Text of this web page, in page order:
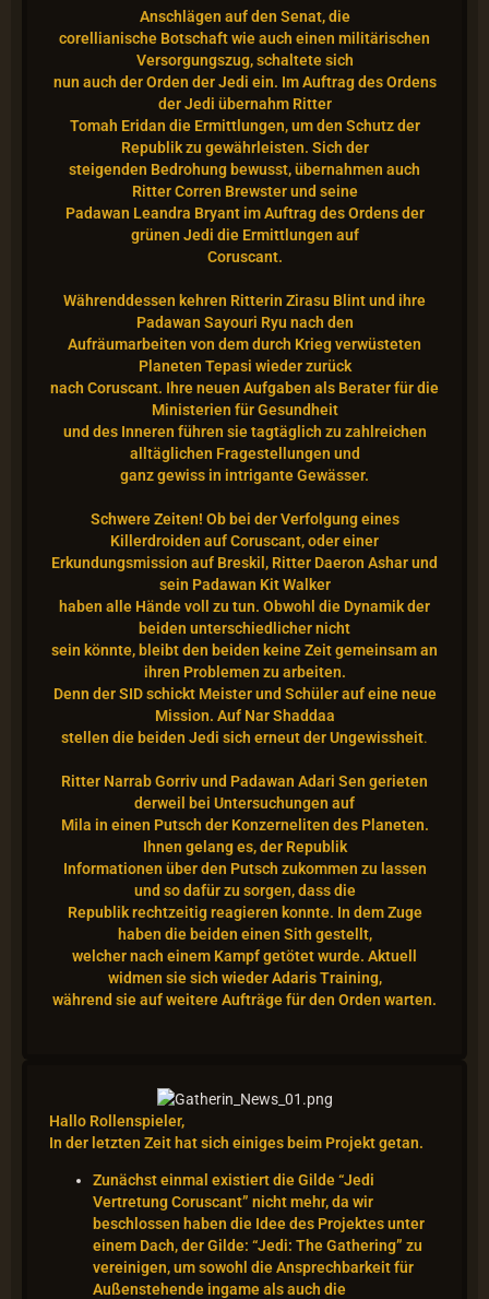
Anschlägen auf den Senat, die
corellianische Botschaft wie auch einen militärischen
Versorgungszug, schaltete sich
nun auch der Orden der Jedi ein. Im Auftrag des Ordens
der Jedi übernahm Ritter
Tomah Eridan die Ermittlungen, um den Schutz der
Republik zu gewährleisten. Sich der
steigenden Bedrohung bewusst, übernahmen auch
Ritter Corren Brewster und seine
Padawan Leandra Bryant im Auftrag des Ordens der
grünen Jedi die Ermittlungen auf
Coruscant.
Währenddessen kehren Ritterin Zirasu Blint und ihre
Padawan Sayouri Ryu nach den
Aufräumarbeiten von dem durch Krieg verwüsteten
Planeten Tepasi wieder zurück
nach Coruscant. Ihre neuen Aufgaben als Berater für die
Ministerien für Gesundheit
und des Inneren führen sie tagtäglich zu zahlreichen
alltäglichen Fragestellungen und
ganz gewiss in intrigante Gewässer.
Schwere Zeiten! Ob bei der Verfolgung eines
Killerdroiden auf Coruscant, oder einer
Erkundungsmission auf Breskil, Ritter Daeron Ashar und
sein Padawan Kit Walker
haben alle Hände voll zu tun. Obwohl die Dynamik der
beiden unterschiedlicher nicht
sein könnte, bleibt den beiden keine Zeit gemeinsam an
ihren Problemen zu arbeiten.
Denn der SID schickt Meister und Schüler auf eine neue
Mission. Auf Nar Shaddaa
stellen die beiden Jedi sich erneut der Ungewissheit.
Ritter Narrab Gorriv und Padawan Adari Sen gerieten
derweil bei Untersuchungen auf
Mila in einen Putsch der Konzerneliten des Planeten.
Ihnen gelang es, der Republik
Informationen über den Putsch zukommen zu lassen
und so dafür zu sorgen, dass die
Republik rechtzeitig reagieren konnte. In dem Zuge
haben die beiden einen Sith gestellt,
welcher nach einem Kampf getötet wurde. Aktuell
widmen sie sich wieder Adaris Training,
während sieauf weitere Aufträge für den Orden warten.
Hallo Rollenspieler,
In der letzten Zeit hat sich einiges beim Projekt getan.
Zunächst einmal existiert die Gilde “Jedi
Vertretung Coruscant” nicht mehr, da wir
beschlossen haben die Idee des Projektes unter
einem Dach, der Gilde: “Jedi: The Gathering” zu
vereinigen, um sowohl die Ansprechbarkeit für
Außenstehende ingame als auch die